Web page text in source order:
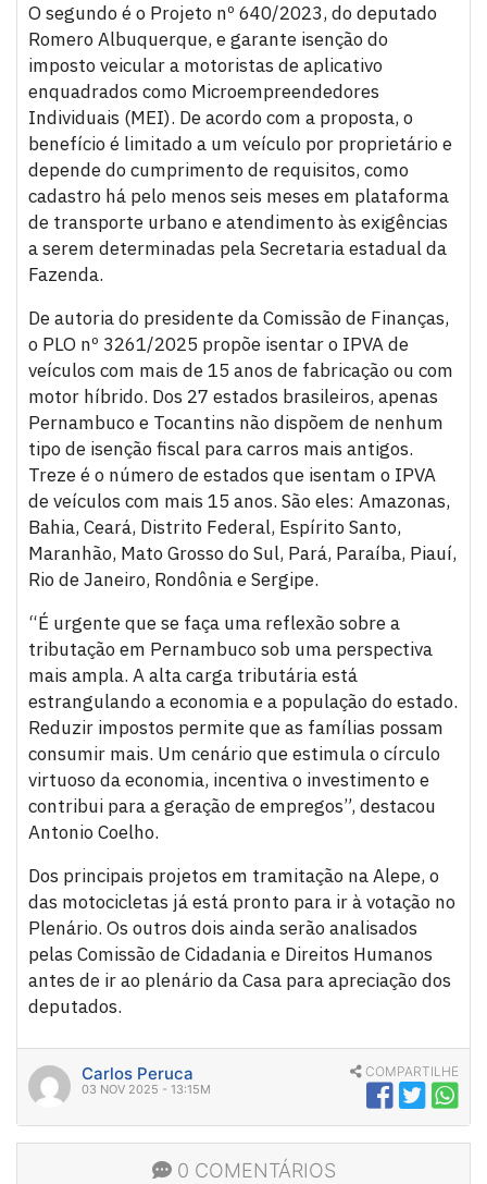
O segundo é o Projeto nº 640/2023, do deputado
Romero Albuquerque, e garante isenção do
imposto veicular a motoristas de aplicativo
enquadrados como Microempreendedores
Individuais (MEI). De acordo com a proposta, o
benefício é limitado a um veículo por proprietário e
depende do cumprimento de requisitos, como
cadastro há pelo menos seis meses em plataforma
de transporte urbano e atendimento às exigências
a serem determinadas pela Secretaria estadual da
Fazenda.
De autoria do presidente da Comissão de Finanças,
o PLO nº 3261/2025 propõe isentar o IPVA de
veículos com mais de 15 anos de fabricação ou com
motor híbrido. Dos 27 estados brasileiros, apenas
Pernambuco e Tocantins não dispõem de nenhum
tipo de isenção fiscal para carros mais antigos.
Treze é o número de estados que isentam o IPVA
de veículos com mais 15 anos. São eles: Amazonas,
Bahia, Ceará, Distrito Federal, Espírito Santo,
Maranhão, Mato Grosso do Sul, Pará, Paraíba, Piauí,
Rio de Janeiro, Rondônia e Sergipe.
“É urgente que se faça uma reflexão sobre a
tributação em Pernambuco sob uma perspectiva
mais ampla. A alta carga tributária está
estrangulando a economia e a população do estado.
Reduzir impostos permite que as famílias possam
consumir mais. Um cenário que estimula o círculo
virtuoso da economia, incentiva o investimento e
contribui para a geração de empregos”, destacou
Antonio Coelho.
Dos principais projetos em tramitação na Alepe, o
das motocicletas já está pronto para ir à votação no
Plenário. Os outros dois ainda serão analisados
pelas Comissão de Cidadania e Direitos Humanos
antes de ir ao plenário da Casa para apreciação dos
deputados.
Carlos Peruca
03 NOV 2025 - 13:15M
COMPARTILHE
0 COMENTÁRIOS